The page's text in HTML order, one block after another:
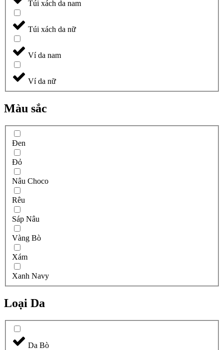
Túi xách da nam
Túi xách da nữ
Ví da nam
Ví da nữ
Màu sắc
Đen
Đỏ
Nâu Choco
Rêu
Sáp Nâu
Vàng Bò
Xám
Xanh Navy
Loại Da
Da Bò